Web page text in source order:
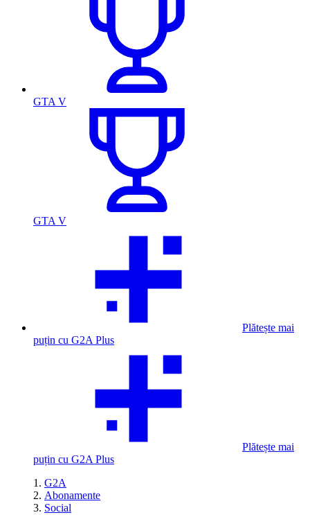
GTA V
GTA V
Plătește mai
puțin cu G2A Plus
Plătește mai
puțin cu G2A Plus
G2A
Abonamente
Social